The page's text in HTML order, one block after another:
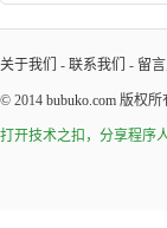
关于我们 - 联系我们 - 留
© 2014 bubuko.com 版权所
打开技术之扣，分享程序人